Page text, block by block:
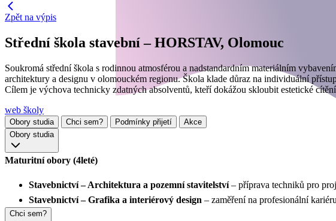
Zpět na výpis
Střední škola stavební – HORSTAV, Olomouc
Soukromá střední škola s rodinnou atmosférou a nadstandardním materiálním
architektury a designu v olomouckém regionu. Škola klade důraz na individuální
Cílem je výchova technicky zdatných absolventů, kteří dokážou skloubit estetické
web školy
Obory studia Chci sem? Podmínky přijetí
Akce
Obory studia
Maturitní obory (4leté)
Stavebnictví – Architektura a pozemní stavitelství– příprava techniků pro
Stavebnictví – Grafika a interiérový design – zaměření na profesionální
Chci sem?